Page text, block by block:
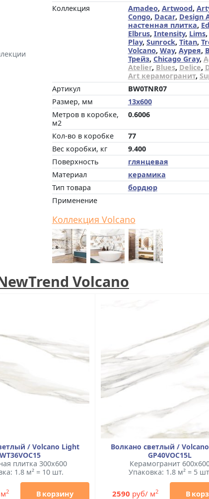
Коллекция Amadeo, Artwood,
Congo, Dacar, Design
настенная плитка,
Elbrus, Intensity, Lims,
Play, Sunrock, Titan,
Volcano, Way, Аурея,
Трейз, Chicago Gray,
Atelier, Blues, Delice,
Art керамогранит,
Артикул
BW0TNR07
Размер, мм
13x600
Метров в коробке,
м2
0.6006
Кол-во в коробке
77
Вес коробки, кг
9.400
Поверхность
глянцевая
Материал
керамика
Тип товара
бордюр
Применение
Коллекция Volcano
Volcano
/ Volcano Light
WT36VOC15
плитка 300x600
1.8 м² = 10 шт.
2 В корзину
Волкано светлый /
GP40VOC15L
Керамогранит
Упаковка: 1.8 м² = 5
2590 руб/ м2 В